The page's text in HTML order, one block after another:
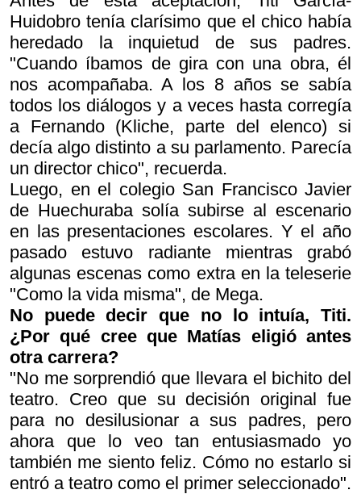
Huidobro tenía clarísimo que el chico había
heredado la inquietud de sus padres.
"Cuando íbamos de gira con una obra, él
nos acompañaba. A los 8 años se sabía
todos los diálogos y a veces hasta corregía
a Fernando (Kliche, parte del elenco) si
decía algo distinto a su parlamento. Parecía
un director chico", recuerda.
Luego, en el colegio San Francisco Javier
de Huechuraba solía subirse al escenario
en las presentaciones escolares. Y el año
pasado estuvo radiante mientras grabó
algunas escenas como extra en la teleserie
"Como la vida misma", de Mega.
No puede decir que no lo intuía, Titi.
¿Por qué cree que Matías eligió antes
otra carrera?
"No me sorprendió que llevara el bichito del
teatro. Creo que su decisión original fue
para no desilusionar a sus padres, pero
ahora que lo veo tan entusiasmado yo
también me siento feliz. Cómo no estarlo si
entró a teatro como el primer seleccionado".